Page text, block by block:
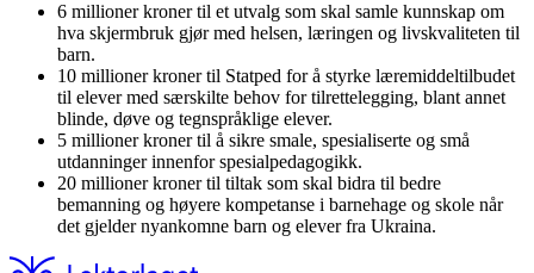
6 millioner kroner til et utvalg som skal samle kunnskap om
hva skjermbruk gjør med helsen, læringen og livskvaliteten til
barn.
10 millioner kroner til Statped for å styrke læremiddeltilbudet
til elever med særskilte behov for tilrettelegging, blant annet
blinde, døve og tegnspråklige elever.
5 millioner kroner til å sikre smale, spesialiserte og små
utdanninger innenfor spesialpedagogikk.
20 millioner kroner til tiltak som skal bidra til bedre
bemanning og høyere kompetanse i barnehage og skole når
det gjelder nyankomne barn og elever fra Ukraina.